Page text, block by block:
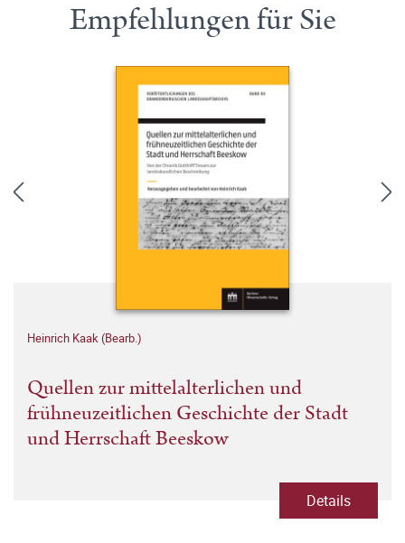
Empfehlungen für Sie
Heinrich Kaak (Bearb.)
Quellen zur mittelalterlichen und
frühneuzeitlichen Geschichte der Stadt
und Herrschaft Beeskow
Details